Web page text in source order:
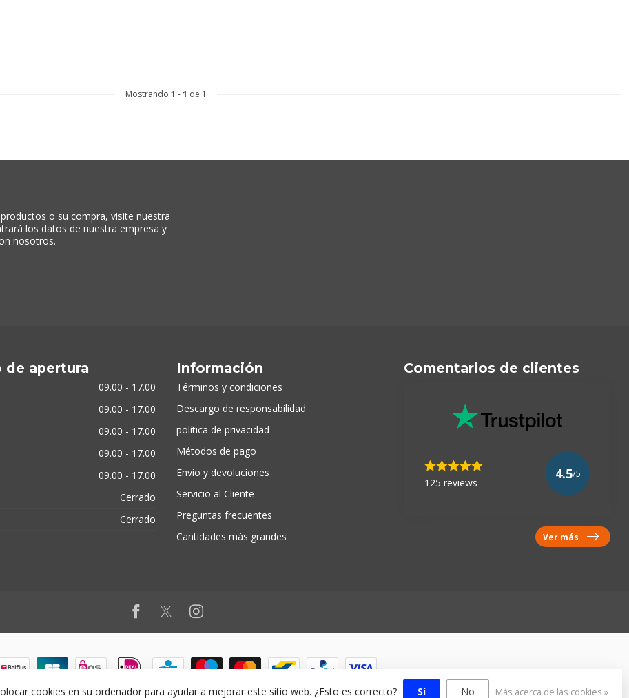
Mostrando 1 -1 de 1
o su compra, visite nuestra
los datos de nuestra empresa y
nosotros.
de apertura
09.00 - 17.00
09.00 - 17.00
09.00 - 17.00
09.00 - 17.00
09.00 - 17.00
Cerrado
Cerrado
Información
Términos y condiciones
Descargo de responsabilidad
política de privacidad
Métodos de pago
Envío y devoluciones
Servicio al Cliente
Preguntas frecuentes
Cantidades más grandes
Comentarios de clientes
125 reviews
4.5/5
Ver más
© Copyright 2026
cookies en su ordenador para ayudar a mejorar este sitio web. ¿Esto es correcto? Sí No Más acerca de las cookies »